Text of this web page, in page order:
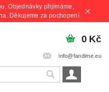
Objednávky přijímáme,
Děkujeme za pochopení.
info@fandime.eu
0 Kč